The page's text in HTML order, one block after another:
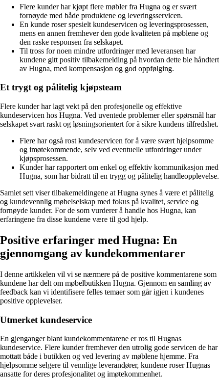
Flere kunder har kjøpt flere møbler fra Hugna og er svært
fornøyde med både produktene og leveringsservicen.
En kunde roser spesielt kundeservicen og leveringsprosessen,
mens en annen fremhever den gode kvaliteten på møblene og
den raske responsen fra selskapet.
Til tross for noen mindre utfordringer med leveransen har
kundene gitt positiv tilbakemelding på hvordan dette ble håndtert
av Hugna, med kompensasjon og god oppfølging.
Et trygt og pålitelig kjøpsteam
Flere kunder har lagt vekt på den profesjonelle og effektive
kundeservicen hos Hugna. Ved uventede problemer eller spørsmål har
selskapet svart raskt og løsningsorientert for å sikre kundens tilfredshet.
Flere har også rost kundeservicen for å være svært hjelpsomme
og imøtekommende, selv ved eventuelle utfordringer under
kjøpsprosessen.
Kunder har rapportert om enkel og effektiv kommunikasjon med
Hugna, som har bidratt til en trygg og pålitelig handleopplevelse.
Samlet sett viser tilbakemeldingene at Hugna synes å være et pålitelig
og kundevennlig møbelselskap med fokus på kvalitet, service og
fornøyde kunder. For de som vurderer å handle hos Hugna, kan
erfaringene fra disse kundene være til god hjelp.
Positive erfaringer med Hugna: En
gjennomgang av kundekommentarer
I denne artikkelen vil vi se nærmere på de positive kommentarene som
kundene har delt om møbelbutikken Hugna. Gjennom en samling av
feedback kan vi identifisere felles temaer som går igjen i kundenes
positive opplevelser.
Utmerket kundeservice
En gjenganger blant kundekommentarene er ros til Hugnas
kundeservice. Flere kunder fremhever den utrolig gode servicen de har
mottatt både i butikken og ved levering av møblene hjemme. Fra
hjelpsomme selgere til vennlige leverandører, kundene roser Hugnas
ansatte for deres profesjonalitet og imøtekommenhet.